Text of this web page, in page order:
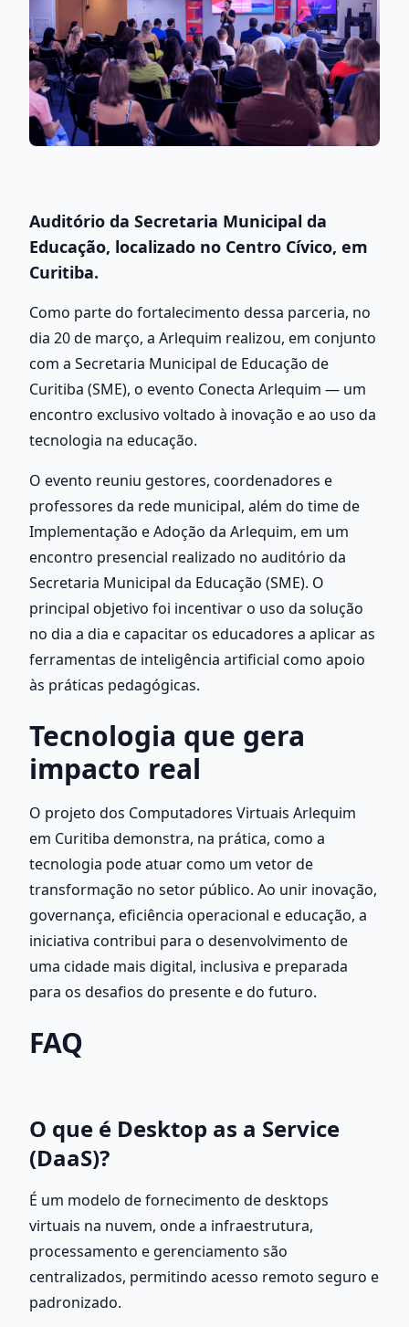
Auditório da Secretaria Municipal da
Educação, localizado no Centro Cívico, em
Curitiba.
Como parte do fortalecimento dessa parceria, no
dia 20 de março, a Arlequim realizou, em conjunto
com a Secretaria Municipal de Educação de
Curitiba (SME), o evento Conecta Arlequim — um
encontro exclusivo voltado à inovação e ao uso da
tecnologia na educação.
O evento reuniu gestores, coordenadores e
professores da rede municipal, além do time de
Implementação e Adoção da Arlequim, em um
encontro presencial realizado no auditório da
Secretaria Municipal da Educação (SME). O
principal objetivo foi incentivar o uso da solução
no dia a dia e capacitar os educadores a aplicar as
ferramentas de inteligência artificial como apoio
às práticas pedagógicas.
Tecnologia que gera
impacto real
O projeto dos Computadores Virtuais Arlequim
em Curitiba demonstra, na prática, como a
tecnologia pode atuar como um vetor de
transformação no setor público. Ao unir inovação,
governança, eficiência operacional e educação, a
iniciativa contribui para o desenvolvimento de
uma cidade mais digital, inclusiva e preparada
para os desafios do presente e do futuro.
FAQ
O que é Desktop as a Service
(DaaS)?
É um modelo de fornecimento de desktops
virtuais na nuvem, onde a infraestrutura,
processamento e gerenciamento são
centralizados, permitindo acesso remoto seguro e
padronizado.